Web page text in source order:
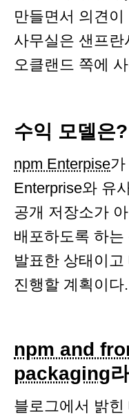
만들면서 의견
사무실은 샌프란
오클랜드 쪽에
수익 모델은?
npm Enterpise
Enterprise와 유
공개 저장소가
배포하도록 하
발표한 상태이
진행할 계획이다.
npm and
packaging
블로그에서 밝